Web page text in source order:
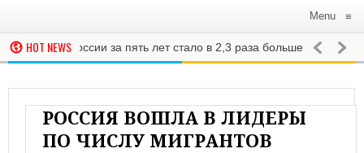
Menu ≡
HOT NEWS
в России за пять лет стало в 2,3 раза больше РОССИЯ
РОССИЯ ВОШЛА В ЛИДЕРЫ
ПО ЧИСЛУ МИГРАНТОВ